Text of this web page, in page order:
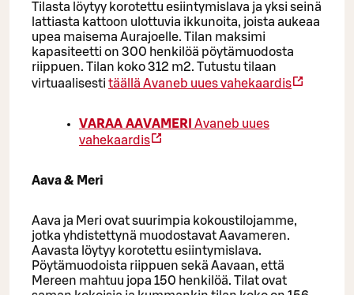
Tilasta löytyy korotettu esiintymislava ja yksi seinä
lattiasta kattoon ulottuvia ikkunoita, joista aukeaa
upea maisema Aurajoelle. Tilan maksimi
kapasiteetti on 300 henkilöä pöytämuodosta
riippuen. Tilan koko 312 m2. Tutustu tilaan
virtuaalisesti täällä Avaneb uues vahekaardis
VARAA AAVAMERI Avaneb uues
vahekaardis
Aava & Meri
Aava ja Meri ovat suurimpia kokoustilojamme,
jotka yhdistettynä muodostavat Aavameren.
Aavasta löytyy korotettu esiintymislava.
Pöytämuodoista riippuen sekä Aavaan, että
Mereen mahtuu jopa 150 henkilöä. Tilat ovat